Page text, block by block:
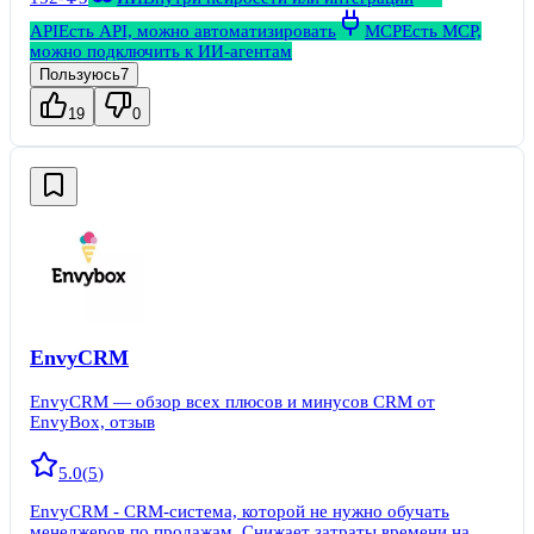
APIЕсть API, можно автоматизировать MCPЕсть MCP,
можно подключить к ИИ-агентам
Пользуюсь7
19 0
EnvyCRM
EnvyCRM — обзор всех плюсов и минусов CRM от
EnvyBox, отзыв
5.0(5)
EnvyCRM - CRM-система, которой не нужно обучать